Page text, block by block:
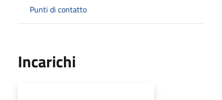
Punti di contatto
Incarichi